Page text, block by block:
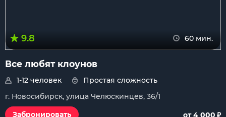
9.8 60 мин.
Все любят клоунов
1-12 человек
Простая сложность
г. Новосибирск, улица Челюскинцев, 36/1
Забронировать
от 4 000 ₽